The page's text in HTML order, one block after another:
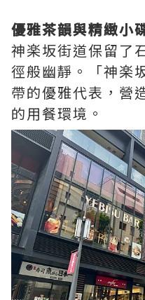
優雅茶韻與精緻小
神楽坂街道保留了
徑般幽靜。「神楽
帶的優雅代表，營
的用餐環境。